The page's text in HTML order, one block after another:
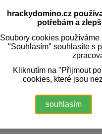
hrackydomino.cz
potřebám a
Soubory cookies
"Souhlasím" souhlasíte s
Kliknutím na "Přijmout
cookies, které jsou
souhlasím